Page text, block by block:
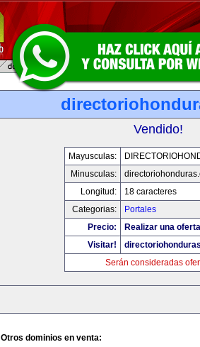
Vendido!
Mayusculas:
Minusculas:
Longitud:
18 caracteres
Categorias:
Portales
Precio:
Realizar una
Visitar!
Serán consideradas
Otros dominios en venta: